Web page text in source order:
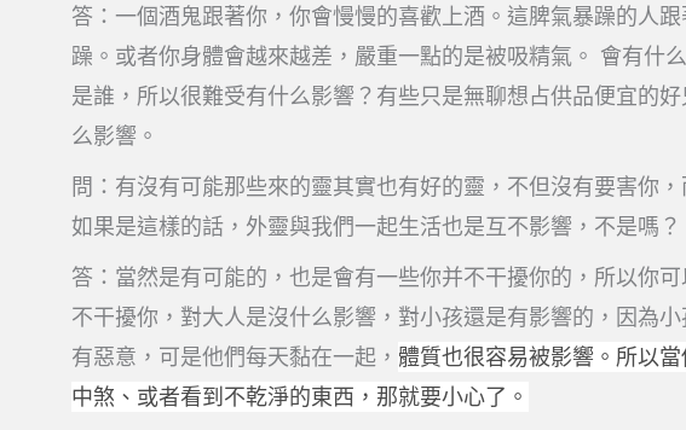
答：一個酒鬼跟著你，你會慢慢的喜歡上酒。這脾氣暴躁的人
躁。或者你身體會越來越差，嚴重一點的是被吸精氣。 會有什
是誰，所以很難受有什么影響？有些只是無聊想占供品便宜的
么影響。
問：有沒有可能那些來的靈其實也有好的靈，不但沒有要害你
如果是這樣的話，外靈與我們一起生活也是互不影響，不是嗎？
答：當然是有可能的，也是會有一些你并不干擾你的，所以你
不干擾你，對大人是沒什么影響，對小孩還是有影響的，因為
有惡意，可是他們每天黏在一起， 體質也很容易被影響 。所以
中煞、或者看到不乾淨的東西，那就要小心了。